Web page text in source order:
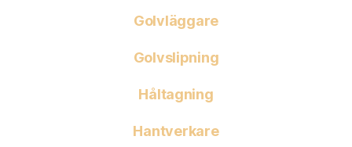
Golvläggare
Golvslipning
Håltagning
Hantverkare